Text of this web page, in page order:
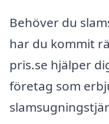
Behöver du
har du kommit
pris.se hjälper
företag som